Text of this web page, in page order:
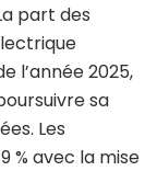
part des
l’année 2025,
sa
Les
% avec la mise